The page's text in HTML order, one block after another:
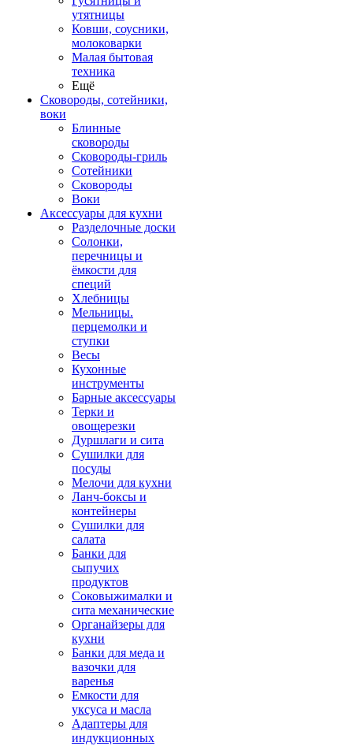
утятницы
Ковши, соусники,
молоковарки
Малая бытовая
техника
Ещё
Сковороды, сотейники,
воки
Блинные
сковороды
Сковороды-гриль
Сотейники
Сковороды
Воки
Аксессуары для кухни
Разделочные доски
Солонки,
перечницы и
ёмкости для
специй
Хлебницы
Мельницы.
перцемолки и
ступки
Весы
Кухонные
инструменты
Барные аксессуары
Терки и
овощерезки
Дуршлаги и сита
Сушилки для
посуды
Мелочи для кухни
Ланч-боксы и
контейнеры
Сушилки для
салата
Банки для
сыпучих
продуктов
Соковыжималки и
сита механические
Органайзеры для
кухни
Банки для меда и
вазочки для
варенья
Емкости для
уксуса и масла
Адаптеры для
индукционных